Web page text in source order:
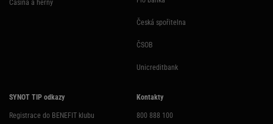
Casina a herny
Česká spořitelna
ČSOB
Unicreditbank
SYNOT TIP odkazy
Registrace do BENEFIT klubu
Kontakty
800 888 100